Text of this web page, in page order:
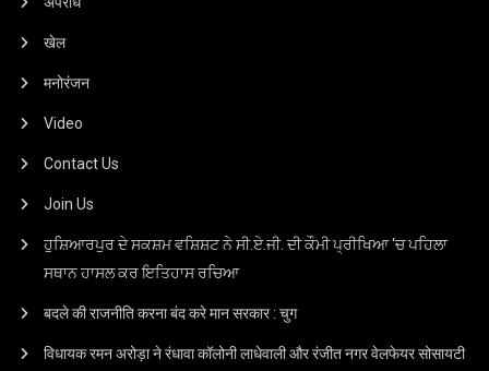
खेल
मनोरंजन
Video
Contact Us
Join Us
ਹੁਸ਼ਿਆਰਪੁਰ ਦੇ ਸਕਸ਼ਮ ਵਸ਼ਿਸ਼ਟ ਨੇ ਸੀ.ਏ.ਜੀ. ਦੀ ਕੌਮੀ ਪ੍ਰੀਖਿਆ ‘ਚ ਪਹਿਲਾ
ਸਥਾਨ ਹਾਸਲ ਕਰ ਇਤਿਹਾਸ ਰਚਿਆ
बदले की राजनीति करना बंद करे मान सरकार : चुग
विधायक रमन अरोड़ा ने रंधावा कॉलोनी लाधेवाली और रंजीत नगर वेलफेयर सोसायटी